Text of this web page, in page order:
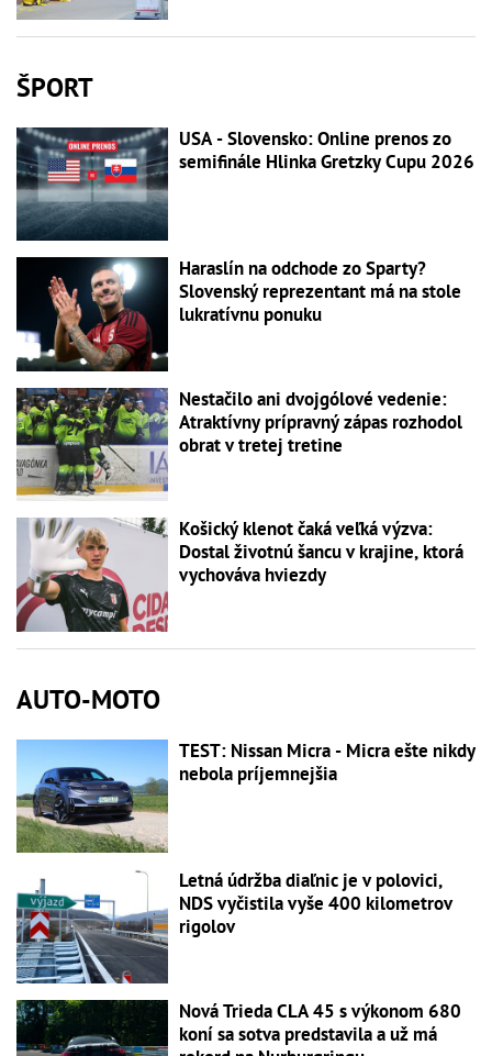
ŠPORT
USA - Slovensko: Online prenos zo
semifinále Hlinka Gretzky Cupu 2026
Haraslín na odchode zo Sparty?
Slovenský reprezentant má na stole
lukratívnu ponuku
Nestačilo ani dvojgólové vedenie:
Atraktívny prípravný zápas rozhodol
obrat v tretej tretine
Košický klenot čaká veľká výzva:
Dostal životnú šancu v krajine, ktorá
vychováva hviezdy
AUTO-MOTO
TEST: Nissan Micra - Micra ešte nikdy
nebola príjemnejšia
Letná údržba diaľnic je v polovici,
NDS vyčistila vyše 400 kilometrov
rigolov
Nová Trieda CLA 45 s výkonom 680
koní sa sotva predstavila a už má